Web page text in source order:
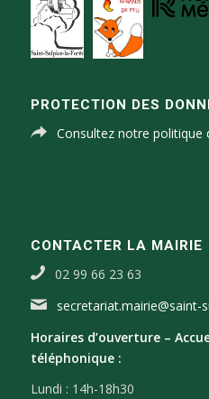
PROTECTION DES
Consultez notre politique
CONTACTER LA MAIRIE
02 99 66 23 63
secretariat.mairie@saint-
Horaires d’ouverture –
téléphonique :
Lundi : 14h-18h30